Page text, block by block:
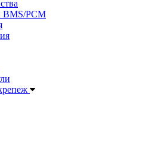
BMS/PCM